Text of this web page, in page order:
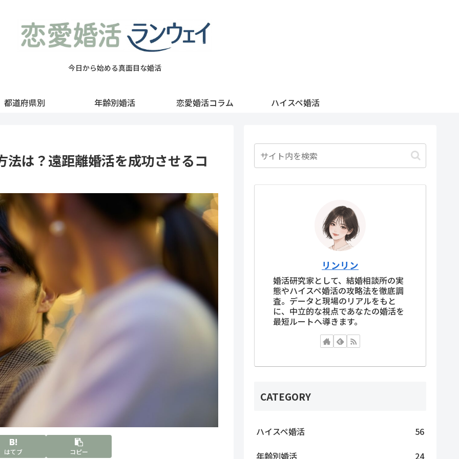
今日から始める真面目な婚活
都道府県別 年齢別婚活 恋愛婚活コラム ハイスペ婚活
は？遠距離婚活を成功させるコ
はてブ コピー
リンリン
婚活研究家として、結婚相談所の実
態やハイスペ婚活の攻略法を徹底調
査。データと現場のリアルをもと
に、中立的な視点であなたの婚活を
最短ルートへ導きます。
CATEGORY
ハイスペ婚活
56
年齢別婚活
24